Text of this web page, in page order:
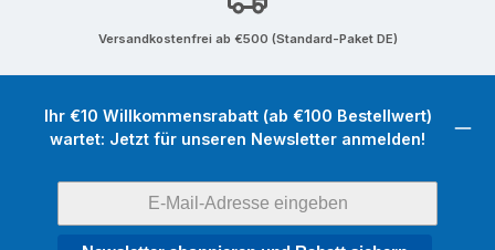
Versandkostenfrei ab €500 (Standard-Paket DE)
Ihr €10 Willkommensrabatt (ab €100 Bestellwert)
wartet: Jetzt für unseren Newsletter anmelden!